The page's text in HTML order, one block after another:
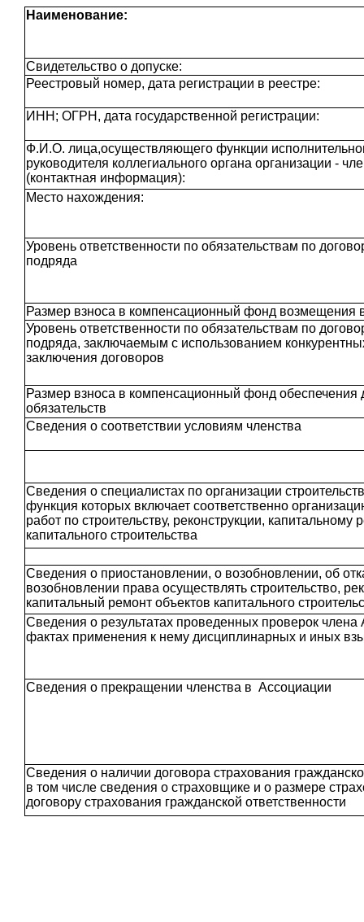
Наименование:
Свидетельство о допуске:
Реестровый номер, дата регистрации в реестре:
ИНН; ОГРН, дата государственной регистрации:
Ф.И.О. лица,осуществляющего функции
руководителя коллегиального органа организации -
(контактная информация):
Место нахождения:
Уровень ответственности по обязательствам по
подряда
Размер взноса в компенсационный фонд возмещения
Уровень ответственности по обязательствам по
подряда, заключаемым с использованием
заключения договоров
Размер взноса в компенсационный фонд обеспечения
обязательств
Сведения о соответствии условиям членства
Сведения о специалистах по организации
функция которых включает соответственно
работ по строительству, реконструкции, капитальному
капитального строительства
Сведения о приостановлении, о возобновлении, об
возобновлении права осуществлять строительство,
капитальный ремонт объектов капитального
Сведения о результатах проведенных проверок члена
фактах применения к нему дисциплинарных и иных
Сведения о прекращении членства в Ассоциации
Сведения о наличии договора страхования
в том числе сведения о страховщике и о размере
договору страхования гражданской ответственности